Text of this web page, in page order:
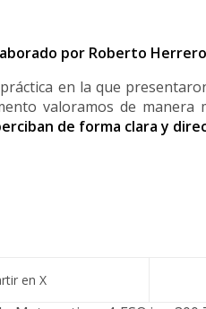
por Roberto
en la que
valoramos de
de forma clara y
en X